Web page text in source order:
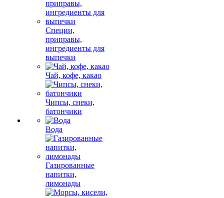
Специи,
приправы,
ингредиенты для
выпечки
Чай, кофе, какао
Чипсы, снеки,
батончики
Вода
Газированные
напитки,
лимонады